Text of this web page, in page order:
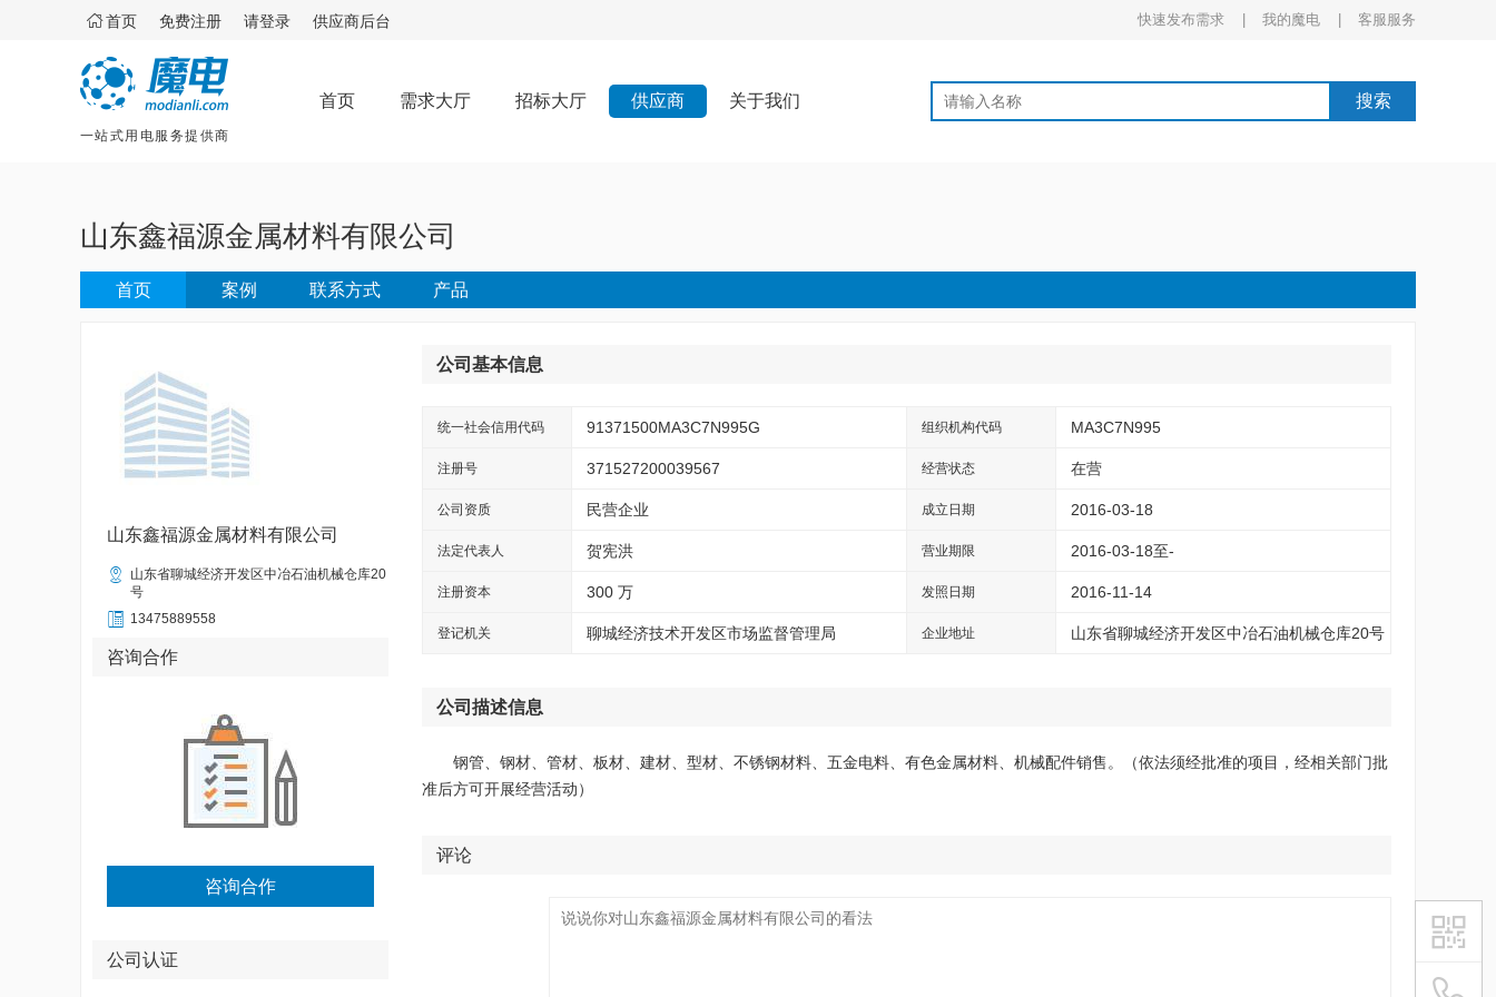
首页 免费注册 请登录 供应商后台 快速发布需求 | 我的魔电 | 客服服务
一站式用电服务提供商
首页 需求大厅 招标大厅 供应商 关于我们 搜索
山东鑫福源金属材料有限公司
首页 案例 联系方式 产品
山东鑫福源金属材料有限公司

山东省聊城经济开发区中冶石油机械仓库20
号
 13475889558
咨询合作
咨询合作
公司认证
公司基本信息
统一社会信用代码 91371500MA3C7N995G 组织机构代码 MA3C7N995
注册号 371527200039567 经营状态 在营
公司资质 民营企业 成立日期 2016-03-18
法定代表人 贺宪洪 营业期限 2016-03-18至-
注册资本 300 万 发照日期 2016-11-14
登记机关 聊城经济技术开发区市场监督管理局 企业地址 山东省聊城经济开发区中冶石油机械仓库20号
公司描述信息
钢管、钢材、管材、板材、建材、型材、不锈钢材料、五金电料、有色金属材料、机械配件销售。（依法须经批准的项目，经相关部门批
准后方可开展经营活动）
评论
021-